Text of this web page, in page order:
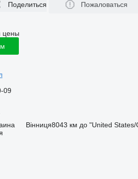
Поделиться Пожаловаться
цены
09
Вінниця8043 км до "United States/